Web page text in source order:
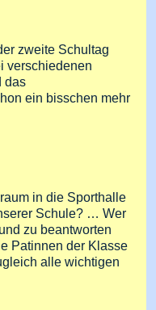
zweite Schultag
verschiedenen
das
ein bisschen mehr
in die Sporthalle
Schule? … Wer
zu beantworten
Patinnen der Klasse
alle wichtigen